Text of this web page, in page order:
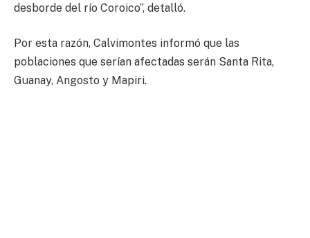
desborde del río Coroico”, detalló.
Por esta razón, Calvimontes informó que las
poblaciones que serían afectadas serán Santa Rita,
Guanay, Angosto y Mapiri.